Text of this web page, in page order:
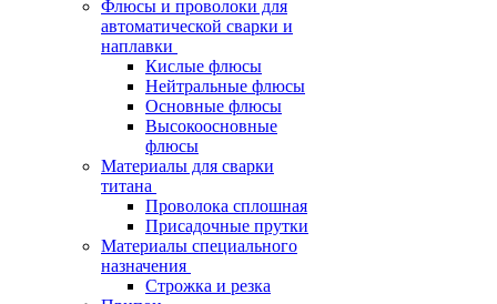
Флюсы и проволоки для
автоматической сварки и
наплавки
Кислые флюсы
Нейтральные флюсы
Основные флюсы
Высокоосновные
флюсы
Материалы для сварки
титана
Проволока сплошная
Присадочные прутки
Материалы специального
назначения
Строжка и резка